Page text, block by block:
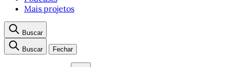
Mais projetos
Buscar
Buscar Fechar